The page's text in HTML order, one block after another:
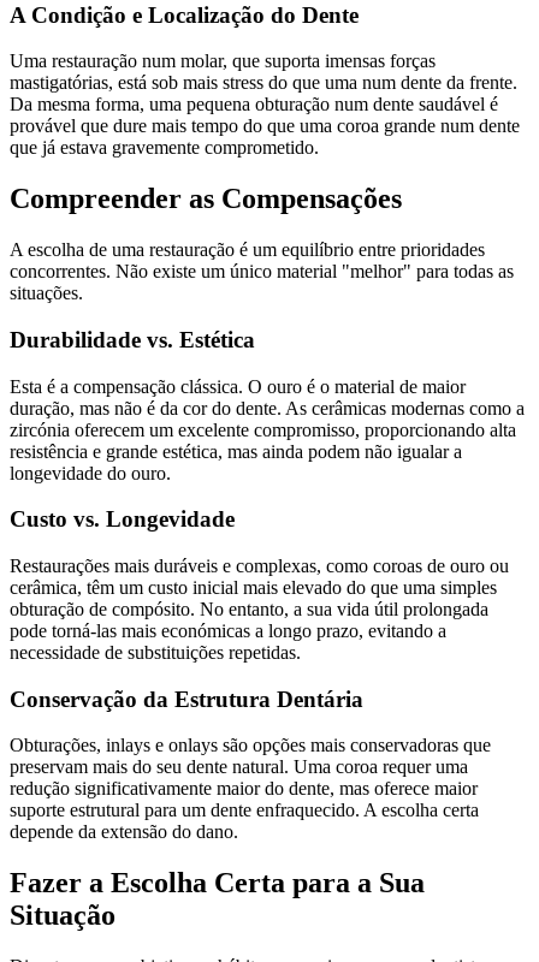
A Condição e Localização do Dente
Uma restauração num molar, que suporta imensas forças
mastigatórias, está sob mais stress do que uma num dente da frente.
Da mesma forma, uma pequena obturação num dente saudável é
provável que dure mais tempo do que uma coroa grande num dente
que já estava gravemente comprometido.
Compreender as Compensações
A escolha de uma restauração é um equilíbrio entre prioridades
concorrentes. Não existe um único material "melhor" para todas as
situações.
Durabilidade vs. Estética
Esta é a compensação clássica. O ouro é o material de maior
duração, mas não é da cor do dente. As cerâmicas modernas como a
zircónia oferecem um excelente compromisso, proporcionando alta
resistência e grande estética, mas ainda podem não igualar a
longevidade do ouro.
Custo vs. Longevidade
Restaurações mais duráveis e complexas, como coroas de ouro ou
cerâmica, têm um custo inicial mais elevado do que uma simples
obturação de compósito. No entanto, a sua vida útil prolongada
pode torná-las mais económicas a longo prazo, evitando a
necessidade de substituições repetidas.
Conservação da Estrutura Dentária
Obturações, inlays e onlays são opções mais conservadoras que
preservam mais do seu dente natural. Uma coroa requer uma
redução significativamente maior do dente, mas oferece maior
suporte estrutural para um dente enfraquecido. A escolha certa
depende da extensão do dano.
Fazer a Escolha Certa para a Sua
Situação